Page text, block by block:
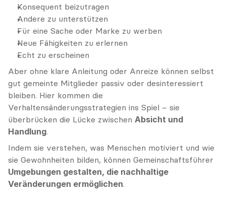
Konsequent beizutragen
Andere zu unterstützen
Für eine Sache oder Marke zu werben
Neue Fähigkeiten zu erlernen
Echt zu erscheinen
Aber ohne klare Anleitung oder Anreize können selbst
gut gemeinte Mitglieder passiv oder desinteressiert
bleiben. Hier kommen die
Verhaltensänderungsstrategien ins Spiel – sie
überbrücken die Lücke zwischen Absicht und
Handlung.
Indem sie verstehen, was Menschen motiviert und wie
Umgebungen gestalten, die nachhaltige
Veränderungen ermöglichen.